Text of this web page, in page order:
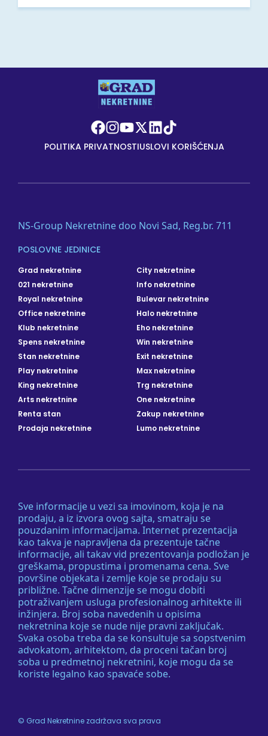
POLITIKA PRIVATNOSTIUSLOVI KORIŠĆENJA
Sve informacije u vezi sa imovinom, koja je na
prodaju, a iz izvora ovog sajta, smatraju se
pouzdanim informacijama. Internet prezentacija
kao takva je napravljena da prezentuje tačne
informacije, ali takav vid prezentovanja podložan je
greškama, propustima i promenama cena. Sve
površine objekata i zemlje koje se prodaju su
približne. Tačne dimenzije se mogu dobiti
potraživanjem usluga profesionalnog arhitekte ili
inžinjera. Broj soba navedenih u opisima
nekretnina koje se nude nije pravni zaključak.
Svaka osoba treba da se konsultuje sa sopstvenim
advokatom, arhitektom, da proceni tačan broj
soba u predmetnoj nekretnini, koje mogu da se
koriste legalno kao spavaće sobe.
NS-Group Nekretnine doo Novi Sad, Reg.br. 711
POSLOVNE JEDINICE
Grad nekretnine
City nekretnine
021 nekretnine
Info nekretnine
Royal nekretnine
Bulevar nekretnine
Office nekretnine
Halo nekretnine
Klub nekretnine
Eho nekretnine
Spens nekretnine
Win nekretnine
Stan nekretnine
Exit nekretnine
Play nekretnine
Max nekretnine
King nekretnine
Trg nekretnine
Arts nekretnine
One nekretnine
Renta stan
Zakup nekretnine
Prodaja nekretnine
Lumo nekretnine
© Grad Nekretnine zadržava sva prava